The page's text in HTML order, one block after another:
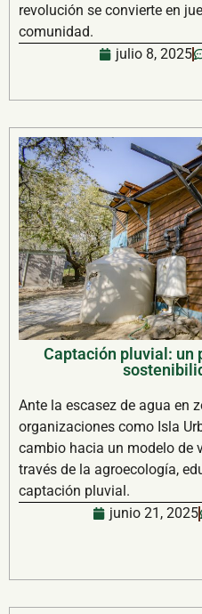
revolución se convierte en
comunidad.
julio 8, 2025
Captación pluvial: un
Ante la escasez de agua en
organizaciones como Isla
cambio hacia un modelo de
través de la agroecología,
captación pluvial.
junio 21, 2025